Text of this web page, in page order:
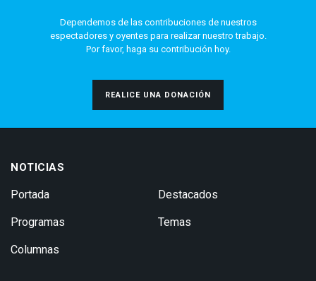
Dependemos de las contribuciones de nuestros
espectadores y oyentes para realizar nuestro trabajo.
Por favor, haga su contribución hoy.
REALICE UNA DONACIÓN
NOTICIAS
Portada
Programas
Columnas
Destacados
Temas